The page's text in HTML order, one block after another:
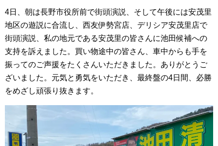
4日、朝は長野市役所前で街頭演説、そして午後には安茂里
地区の遊説に合流し、西友伊勢宮店、デリシア安茂里店で
街頭演説、私の地元である安茂里の皆さんに池田候補への
支持を訴えました。買い物途中の皆さん、車中からも手を
振ってのご声援をたくさんいただきました。ありがとうご
ざいました。元気と勇気をいただき、最終盤の4日間、必勝
をめざし頑張り抜きます。